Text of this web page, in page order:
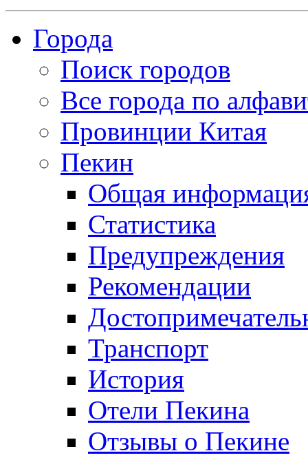
Города
Поиск городов
Все города по
Провинции Китая
Пекин
Общая
Статистика
Предупреждения
Рекомендации
Транспорт
История
Отели Пекина
Отзывы о Пекине